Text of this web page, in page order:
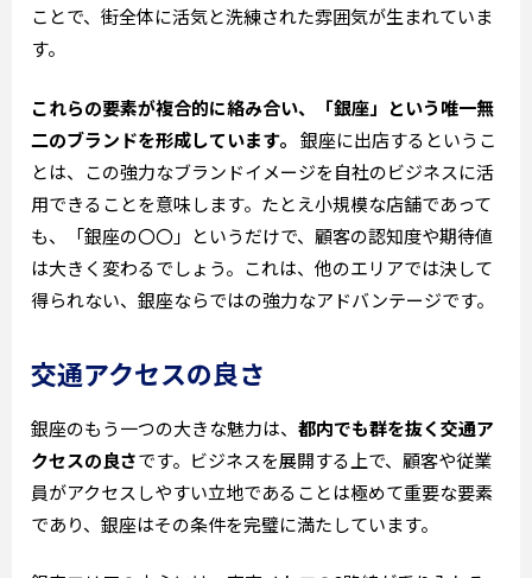
ことで、街全体に活気と洗練された雰囲気が生まれていま
す。
これらの要素が複合的に絡み合い、「銀座」という唯一無
二のブランドを形成しています。 銀座に出店するというこ
とは、この強力なブランドイメージを自社のビジネスに活
用できることを意味します。たとえ小規模な店舗であって
も、「銀座の〇〇」というだけで、顧客の認知度や期待値
は大きく変わるでしょう。これは、他のエリアでは決して
得られない、銀座ならではの強力なアドバンテージです。
交通アクセスの良さ
銀座のもう一つの大きな魅力は、 都内でも群を抜く交通ア
クセスの良さです。ビジネスを展開する上で、顧客や従業
員がアクセスしやすい立地であることは極めて重要な要素
であり、銀座はその条件を完璧に満たしています。